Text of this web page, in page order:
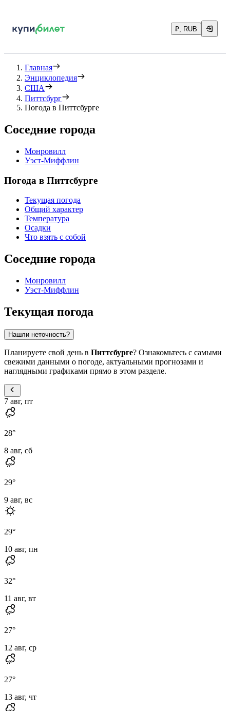
₽, RUB
Главная
Энциклопедия
США
Питтсбург
Погода в Питтсбурге
Соседние города
Монровилл
Уэст-Миффлин
Погода в Питтсбурге
Текущая погода
Общий характер
Температура
Осадки
Что взять с собой
Соседние города
Монровилл
Уэст-Миффлин
Текущая погода
Нашли неточность?
Планируете свой день в Питтсбурге? Ознакомьтесь с самыми
свежими данными о погоде, актуальными прогнозами и
наглядными графиками прямо в этом разделе.
7 авг, пт
28°
8 авг, сб
29°
9 авг, вс
29°
10 авг, пн
32°
11 авг, вт
27°
12 авг, ср
27°
13 авг, чт